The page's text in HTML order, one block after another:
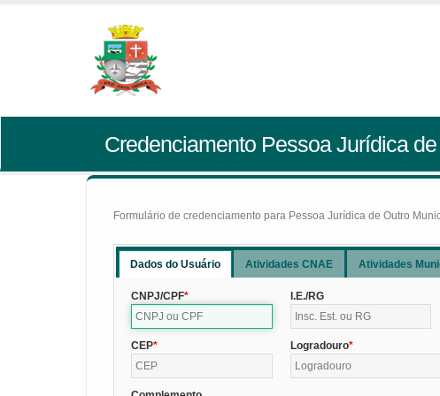
Credenciamento Pessoa Jurídica
Formulário de credenciamento para Pessoa Jurídica de Outro
Dados do Usuário Atividades CNAE Atividades
CNPJ/CPF I.E./RG
CEP Logradouro